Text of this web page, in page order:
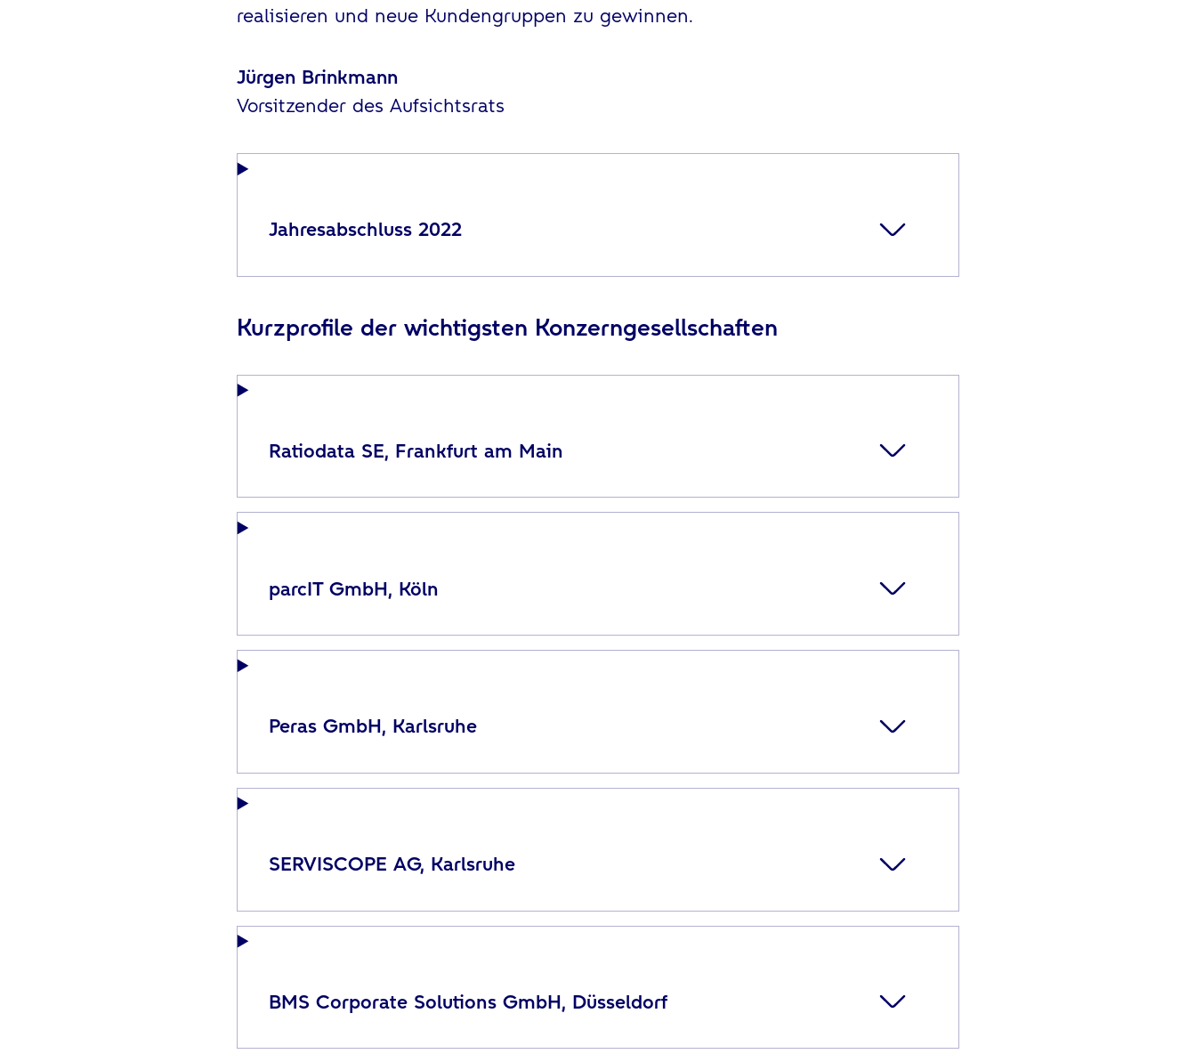
realisieren und neue Kundengruppen zu gewinnen.
Jürgen Brinkmann
Vorsitzender des Aufsichtsrats
Jahresabschluss 2022
Kurzprofile der wichtigsten Konzerngesellschaften
Ratiodata SE, Frankfurt am Main
parcIT GmbH, Köln
Peras GmbH, Karlsruhe
SERVISCOPE AG, Karlsruhe
BMS Corporate Solutions GmbH, Düsseldorf